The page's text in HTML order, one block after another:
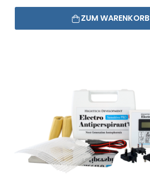
ZUM WARENKORB